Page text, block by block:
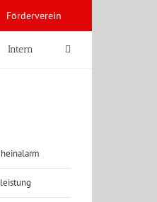
Förderverein
Intern